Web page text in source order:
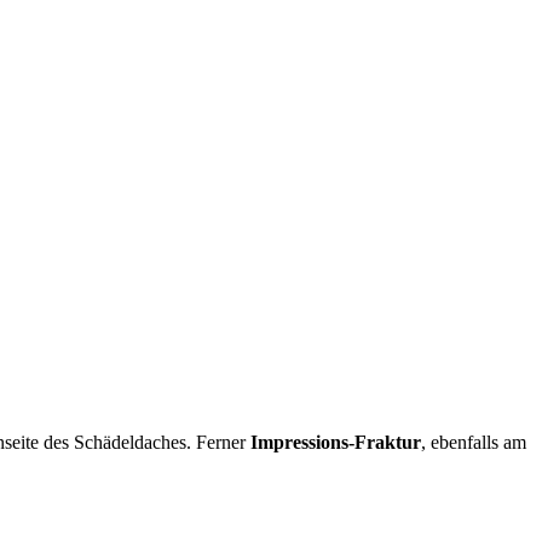
des Schädeldaches. FernerImpressions-Fraktur, ebenfalls am